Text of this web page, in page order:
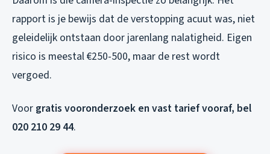
rapport is je bewijs dat de verstopping acuut was, niet
geleidelijk ontstaan door jarenlang nalatigheid. Eigen
risico is meestal €250-500, maar de rest wordt
vergoed.
Voor gratis vooronderzoek en vast tarief vooraf, bel
020 210 29 44.